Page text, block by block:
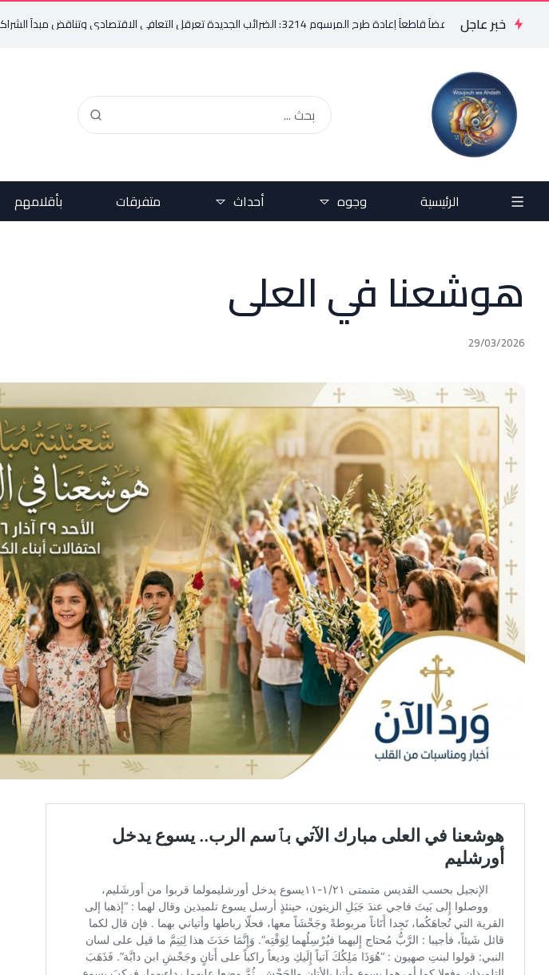
خبر عاجل
يرفض رفضاً قاطعاً إعادة طرح المرسوم 3214: الضرائب الجديدة تعرقل التعافي الاقتصادي وتناقض مبدأ الشراكة
الرئيسية وجوه أحداث متفرقات بأقلامهم
هوشعنا في العلى
29/03/2026